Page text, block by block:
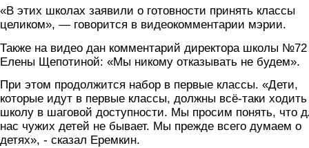
«В этих школах заявили о готовности принять классы
целиком», — говорится в видеокомментарии мэрии.
Также на видео дан комментарий директора школы №72
Елены Щепотиной: «Мы никому отказывать не будем».
При этом продолжится набор в первые классы. «Дети,
которые идут в первые классы, должны всё-таки
школу в шаговой доступности. Мы просим понять, что
нас чужих детей не бывает. Мы прежде всего думаем о
детях», - сказал Еремкин.